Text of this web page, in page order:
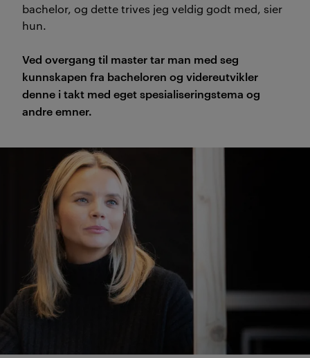
bachelor, og dette trives jeg veldig godt med, sier
hun.
Ved overgang til master tar man med seg
kunnskapen fra bacheloren og videreutvikler
denne i takt med eget spesialiseringstema og
andre emner.